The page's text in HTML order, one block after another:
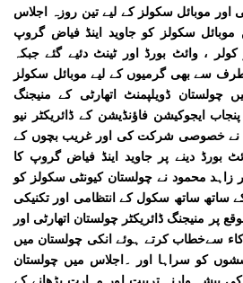
اور موبائل سکولز کے لیے تین روزہ اجلاس
موبائل سکولز کو جاوید اینڈ فیاض گروپ
، وائٹ بورڈ اور ٹینٹ دئیے گئے جبکہ
طرف سے بھی گرمیوں کے لیے موبائل سکولز
ڈویلپمنٹ اتھارٹی کے منیجنگ
پنجاب ایجوکیشن فاؤنڈیشن کے ڈائریکٹر نیو
نے خصوصی شرکت کی اور غریب بچوں کے
بورڈ دینے پر جاوید اینڈ فیاض گروپ کا
زاہد محمود نے چولستان کیونٹی سکولز کو
ساتھ ساتھ سکول کے انتظامی اور تکنیکی
پر منیجنگ ڈائریکٹر چولستان اتھارٹی اور
سےخطاب کرتے ہوئے انکی چولستان میں
کو سراہا اور ۔اجلاس میں چولستان